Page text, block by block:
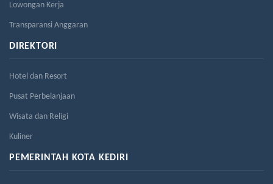
Lowongan Kerja
Transparansi Anggaran
DIREKTORI
Hotel dan Resort
Pusat Perbelanjaan
Wisata dan Religi
Kuliner
PEMERINTAH KOTA KEDIRI